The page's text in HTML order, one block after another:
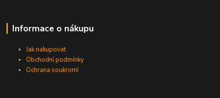
Informace o nákupu
Jak nakupovat
Obchodní podmínky
Ochrana soukromí